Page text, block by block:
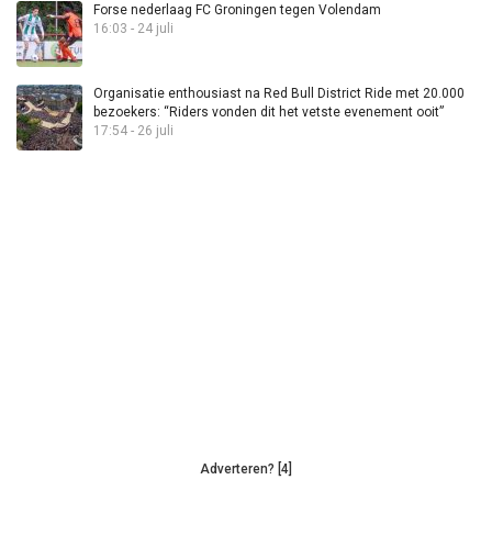
Forse nederlaag FC Groningen tegen Volendam
16:03 - 24 juli
Organisatie enthousiast na Red Bull District Ride met 20.000
bezoekers: “Riders vonden dit het vetste evenement ooit”
17:54 - 26 juli
Adverteren? [4]